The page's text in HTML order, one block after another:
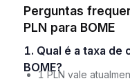
Perguntas
PLN para BOME
1. Qual é a taxa de câmbio atual de PLN para
BOME?
1 PLN vale